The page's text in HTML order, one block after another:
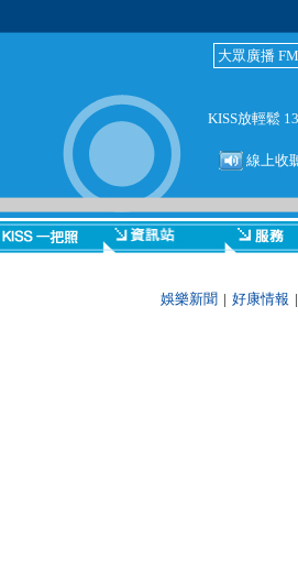
大眾廣播
KISS放輕鬆
線上收
娛樂新聞 | 好康情報 |